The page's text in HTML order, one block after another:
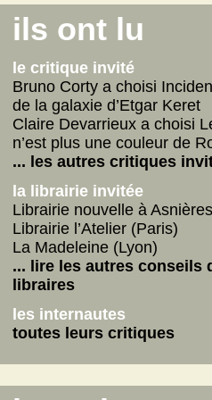
Connemara
La fabrique des pervers
Journal d'un écrivain
... lire les autres
on n'aurait pas dû
Vie de Gérard Fulmard
La tempête qui vient
Stupor Mundi
... lire les autres
internautes
Yoga
Betty
les autres critiques des
ils ont lu
le critique invité
Bruno Corty a choisi
de la galaxie d’Etgar Keret
Claire Devarrieux a choisi
n’est plus une couleur de
... les autres critiques
la librairie invitée
Librairie nouvelle à Asnières
Librairie l’Atelier (Paris)
La Madeleine (Lyon)
... lire les autres conseils
libraires
les internautes
toutes leurs critiques